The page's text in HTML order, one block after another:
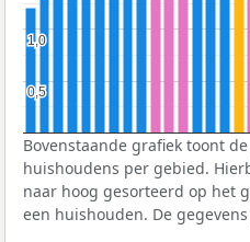
0,5
0,5
1,0
1,0
Bovenstaande grafiek toont
huishoudens per gebied.
naar hoog gesorteerd op het
een huishouden. De